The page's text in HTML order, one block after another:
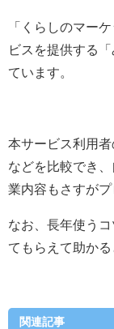
「くらしのマー
ビスを提供する
ています。
本サービス利用
などを比較でき
業内容もさすがプ
なお、長年使う
てもらえて助かる
関連記事